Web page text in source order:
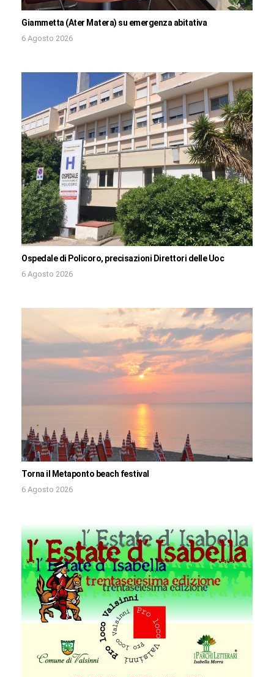
Giammetta (Ater Matera) su emergenza abitativa
6 Agosto 2026
Ospedale di Policoro, precisazioni Direttori delle Uoc
6 Agosto 2026
Torna il Metaponto beach festival
6 Agosto 2026